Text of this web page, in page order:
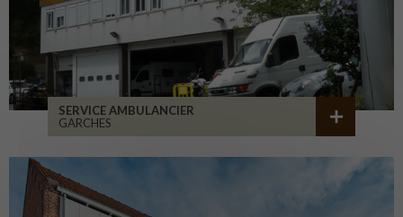
SERVICE AMBULANCIER
GARCHES